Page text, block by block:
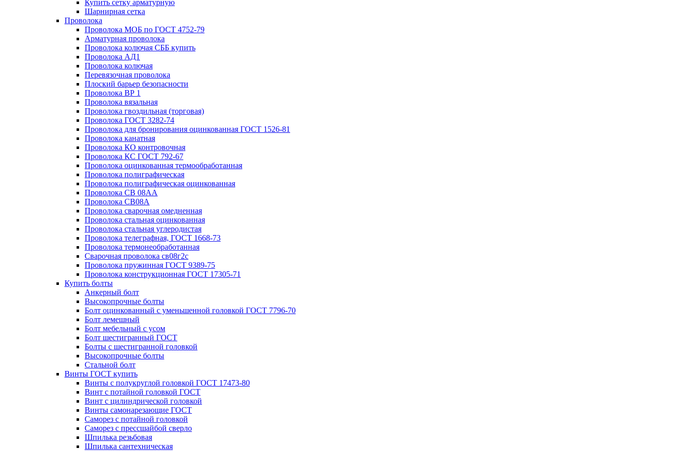
Купить сетку арматурную
Шарнирная сетка
Проволока
Проволока МОБ по ГОСТ 4752-79
Арматурная проволока
Проволока колючая СББ купить
Проволока АД1
Проволока колючая
Перевязочная проволока
Плоский барьер безопасности
Проволока ВР 1
Проволока вязальная
Проволока гвоздильная (торговая)
Проволока ГОСТ 3282-74
Проволока для бронирования оцинкованная ГОСТ 1526-81
Проволока канатная
Проволока КО контровочная
Проволока КС ГОСТ 792-67
Проволока оцинкованная термообработанная
Проволока полиграфическая
Проволока полиграфическая оцинкованная
Проволока СВ 08АА
Проволока СВ08А
Проволока сварочная омедненная
Проволока стальная оцинкованная
Проволока стальная углеродистая
Проволока телеграфная, ГОСТ 1668-73
Проволока термонеобработанная
Сварочная проволока св08г2с
Проволока пружинная ГОСТ 9389-75
Проволока конструкционная ГОСТ 17305-71
Купить болты
Анкерный болт
Высокопрочные болты
Болт оцинкованный с уменьшенной головкой ГОСТ 7796-70
Болт лемешный
Болт мебельный с усом
Болт шестигранный ГОСТ
Болты с шестигранной головкой
Высокопрочные болты
Стальной болт
Винты ГОСТ купить
Винты с полукруглой головкой ГОСТ 17473-80
Винт с потайной головкой ГОСТ
Винт с цилиндрической головкой
Винты самонарезающие ГОСТ
Саморез с потайной головкой
Саморез с прессшайбой сверло
Шпилька резьбовая
Шпилька сантехническая